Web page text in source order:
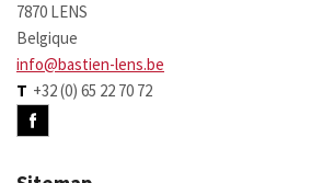
7870 LENS
Belgique
info@bastien-lens.be
T +32 (0) 65 22 70 72